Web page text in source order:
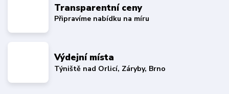
Transparentní ceny
Připravíme nabídku na míru
Výdejní místa
Týniště nad Orlicí, Záryby, Brno